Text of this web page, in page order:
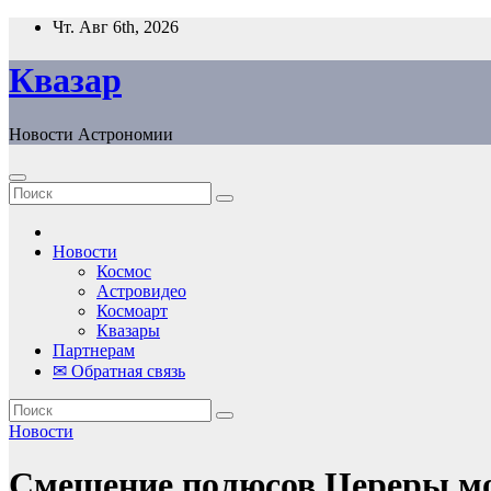
Перейти
содержанию
Чт. Авг 6th, 2026
Квазар
Новости Астрономии
Новости
Космос
Астровидео
Космоарт
Квазары
Партнерам
✉ Обратная связь
Новости